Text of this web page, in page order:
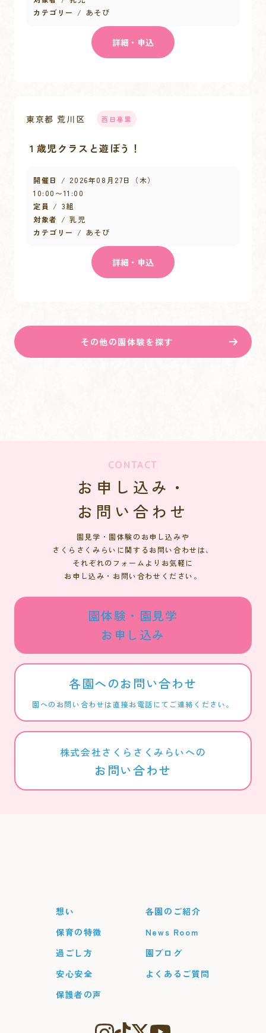
カテゴリー
あそび
詳細・申込
東京都 荒川区 西日暮里
１歳児クラスと遊ぼう！
開催日
2026年08月27日（木）
10:00 〜11:00
定員
3組
対象者
乳児
カテゴリー
あそび
詳細・申込
その他の園体験を探す
CONTACT
お申し込み・
お問い合わせ
園見学・園体験のお申し込みや
さくらさくみらいに関するお問い合わせは、
それぞれのフォームよりお気軽に
お申し込み・お問い合わせください。
園体験・園見学
お申し込み
各園へのお問い合わせ
園へのお問い合わせは直接お電話にてご連絡ください。
株式会社さくらさくみらいへの
お問い合わせ
想い
保育の特徴
過ごし方
安心安全
保護者の声
各園のご紹介
News Room
園ブログ
よくあるご質問